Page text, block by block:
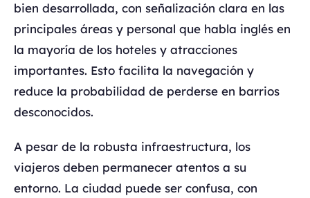
bien desarrollada, con señalización clara en las
principales áreas y personal que habla inglés en
la mayoría de los hoteles y atracciones
importantes. Esto facilita la navegación y
reduce la probabilidad de perderse en barrios
desconocidos.
A pesar de la robusta infraestructura, los
viajeros deben permanecer atentos a su
entorno. La ciudad puede ser confusa, con